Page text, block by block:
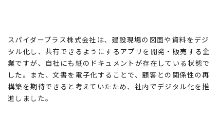
スパイダープラス株式会社は、建設現場の図面や資料をデジ
タル化し、共有できるようにするアプリを開発・販売する企
業ですが、自社にも紙のドキュメントが存在している状態で
した。また、文書を電子化することで、顧客との関係性の再
構築を期待できると考えていたため、社内でデジタル化を推
進しました。